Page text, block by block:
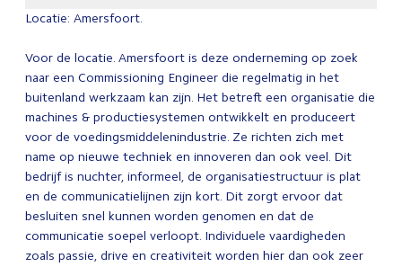
Locatie: Amersfoort.
Voor de locatie. Amersfoort is deze onderneming op zoek
naar een Commissioning Engineer die regelmatig in het
buitenland werkzaam kan zijn. Het betreft een organisatie die
machines & productiesystemen ontwikkelt en produceert
voor de voedingsmiddelenindustrie. Ze richten zich met
name op nieuwe techniek en innoveren dan ook veel. Dit
bedrijf is nuchter, informeel, de organisatiestructuur is plat
en de communicatielijnen zijn kort. Dit zorgt ervoor dat
besluiten snel kunnen worden genomen en dat de
communicatie soepel verloopt. Individuele vaardigheden
zoals passie, drive en creativiteit worden hier dan ook zeer